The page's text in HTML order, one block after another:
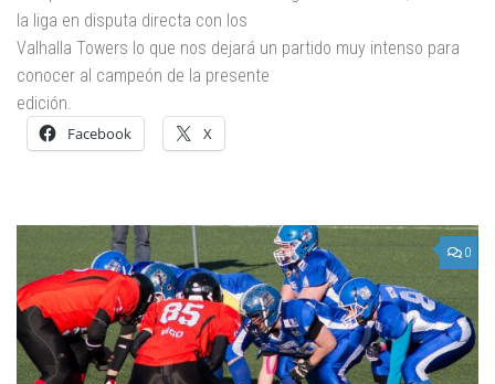
la liga en disputa directa con los
Valhalla Towers lo que nos dejará un partido muy intenso para
conocer al campeón de la presente
edición.
Facebook X
0